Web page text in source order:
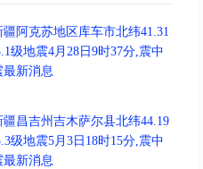
阿克苏地区库车市北纬41.31
级地震4月28日9时37分,震中
新消息
昌吉州吉木萨尔县北纬44.19
级地震5月3日18时15分,震中
新消息